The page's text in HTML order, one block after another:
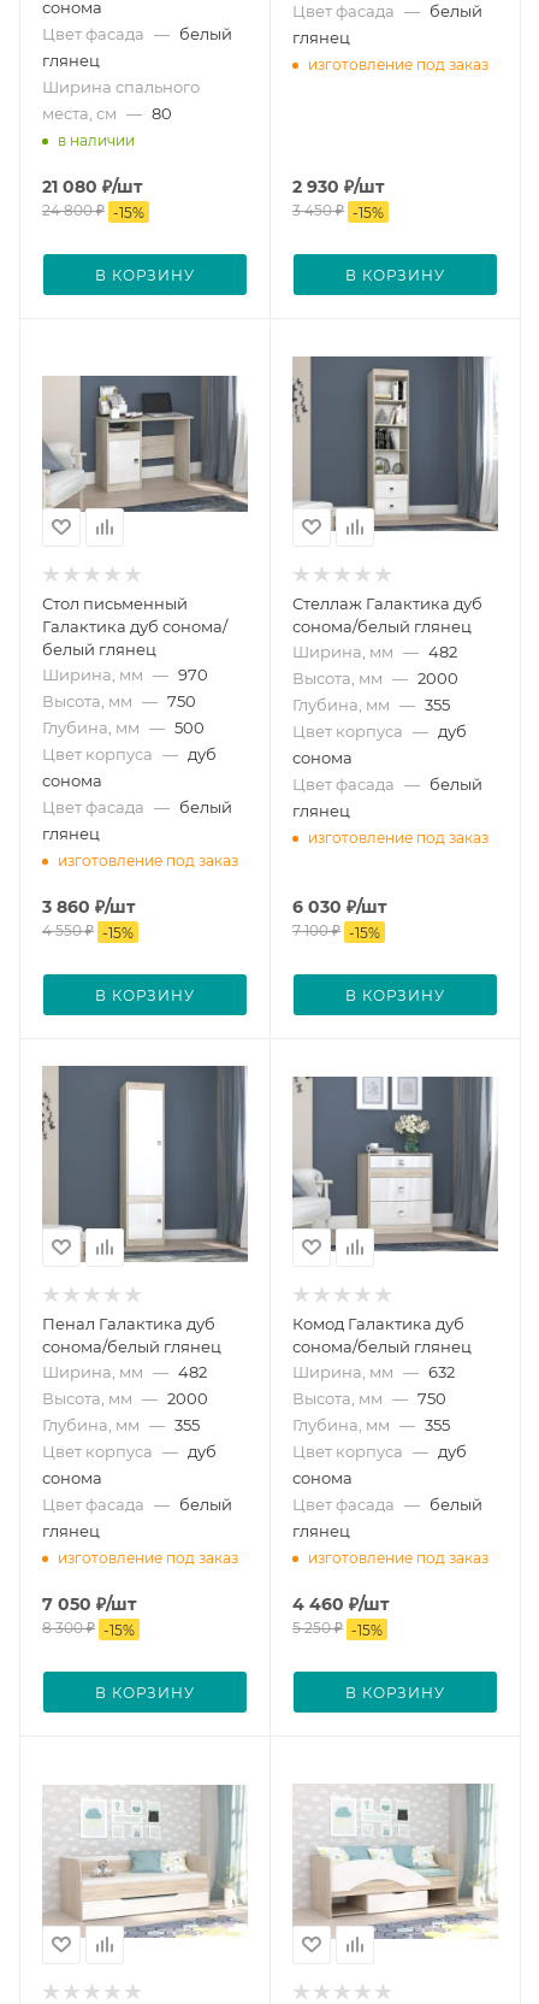
сонома
Цвет фасада — белый
глянец
Ширина спального
места, см — 80
в наличии
21 080 ₽/шт
24 800₽ -15%
В КОРЗИНУ
Цвет фасада — белый
глянец
изготовление под заказ
2 930 ₽/шт
3 450₽ -15%
В КОРЗИНУ
Стол письменный
Галактика дуб сонома/
белый глянец
Ширина, мм — 970
Высота, мм — 750
Глубина, мм — 500
Цвет корпуса — дуб
сонома
Цвет фасада — белый
глянец
изготовление под заказ
3 860 ₽/шт
4 550₽ -15%
В КОРЗИНУ
Стеллаж Галактика дуб
сонома/белый глянец
Ширина, мм — 482
Высота, мм — 2000
Глубина, мм — 355
Цвет корпуса — дуб
сонома
Цвет фасада — белый
глянец
изготовление под заказ
6 030 ₽/шт
7 100₽ -15%
В КОРЗИНУ
Пенал Галактика дуб
сонома/белый глянец
Ширина, мм — 482
Высота, мм — 2000
Глубина, мм — 355
Цвет корпуса — дуб
сонома
Цвет фасада — белый
глянец
изготовление под заказ
7 050 ₽/шт
8 300₽ -15%
В КОРЗИНУ
Комод Галактика дуб
сонома/белый глянец
Ширина, мм — 632
Высота, мм — 750
Глубина, мм — 355
Цвет корпуса — дуб
сонома
Цвет фасада — белый
глянец
изготовление под заказ
4 460 ₽/шт
5 250₽ -15%
В КОРЗИНУ